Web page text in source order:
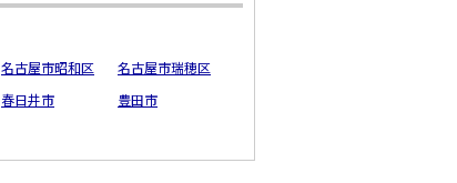
名古屋市昭和区
名古屋市瑞穂区
春日井市
豊田市